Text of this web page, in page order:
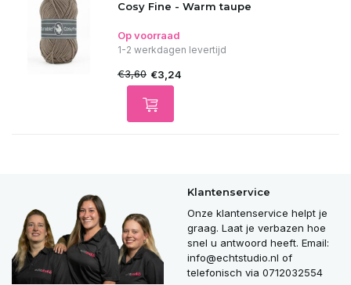
Cosy Fine - Warm taupe
Op voorraad
1-2 werkdagen levertijd
€3,60 €3,24
Klantenservice
Onze klantenservice helpt je
graag. Laat je verbazen hoe
snel u antwoord heeft. Email:
info@echtstudio.nl of
telefonisch via 0712032554